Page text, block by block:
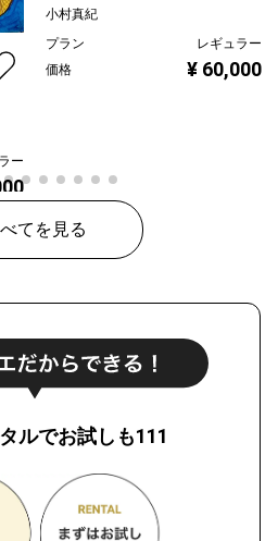
ー
小村真紀
プラン
レギュラー
価格
¥ 60,000
てを見る
ルでお試しも111